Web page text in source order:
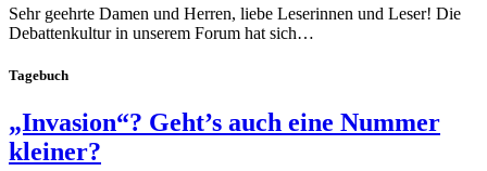
Sehr geehrte Damen und Herren, liebe Leserinnen und Leser! Die
Debattenkultur in unserem Forum hat sich…
Tagebuch
„Invasion“? Geht’s auch eine Nummer
kleiner?